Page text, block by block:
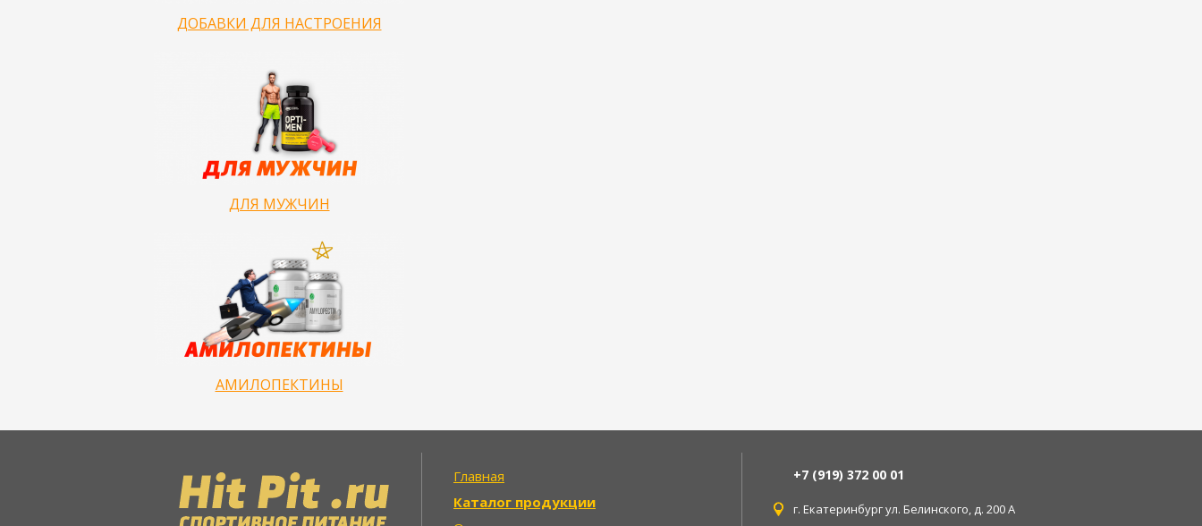
ДОБАВКИ ДЛЯ НАСТРОЕНИЯ
ДЛЯ МУЖЧИН
АМИЛОПЕКТИНЫ
Главная
Каталог продукции
+7 (919) 372 00 01
г. Екатеринбург ул. Белинского, д. 200 А